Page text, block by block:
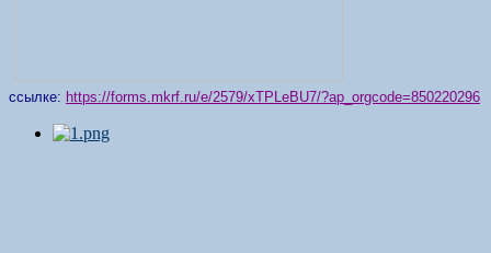
ссылке: https://forms.mkrf.ru/e/2579/xTPLeBU7/?ap_orgcode=850220296